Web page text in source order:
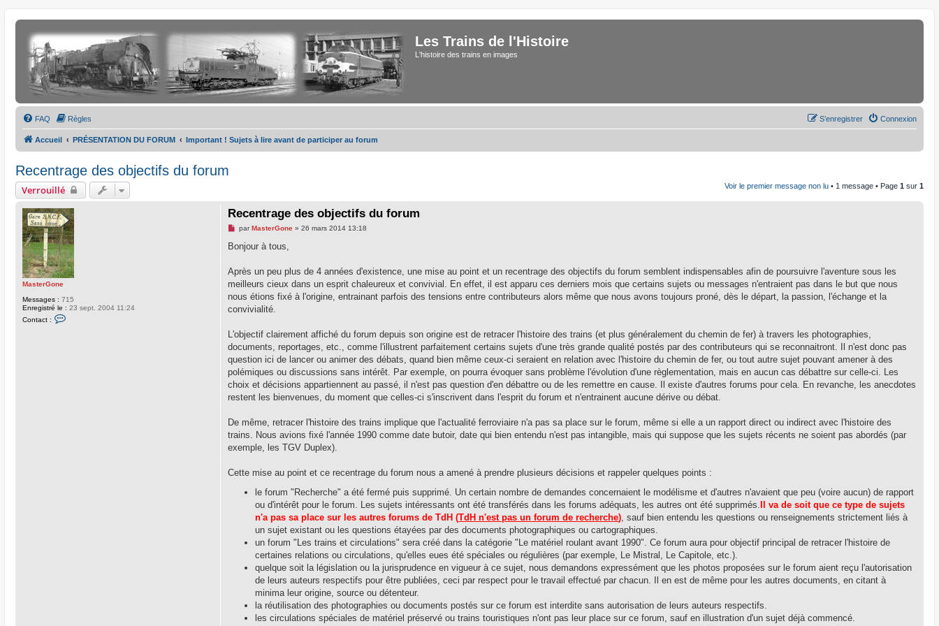
Les Trains de l'Histoire
L'histoire des trains en images
FAQ Règles Connexion
S’enregistrer
Accueil PRÉSENTATION DU FORUM Important ! Sujets à lire avant de participer au forum
Recentrage des objectifs du forum
Verrouillé Voir le premier message non lu • 1 message • Page 1 sur 1
MasterGone
Messages : 715
Enregistré le : 23 sept. 2004 11:24
Contact :
Recentrage des objectifs du forum
M
s
g
n
o
l
parMasterGone »26 mars 2014 13:18
Bonjour à tous,
Après un peu plus de 4 années d'existence, une mise au point et un recentrage des objectifs du forum semblent indispensables afin de poursuivre l'aventure sous les
meilleurs cieux dans un esprit chaleureux et convivial. En effet, il est apparu ces derniers mois que certains sujets ou messages n'entraient pas dans le but que nous
nous étions fixé à l'origine, entrainant parfois des tensions entre contributeurs alors même que nous avons toujours proné, dès le départ, la passion, l'échange et la
convivialité.
L'objectif clairement affiché du forum depuis son origine est de retracer l'histoire des trains (et plus généralement du chemin de fer) à travers les photographies,
documents, reportages, etc., comme l'illustrent parfaitement certains sujets d'une très grande qualité postés par des contributeurs qui se reconnaitront. Il n'est donc pas
question ici de lancer ou animer des débats, quand bien même ceux-ci seraient en relation avec l'histoire du chemin de fer, ou tout autre sujet pouvant amener à des
polémiques ou discussions sans intérêt. Par exemple, on pourra évoquer sans problème l'évolution d'une règlementation, mais en aucun cas débattre sur celle-ci. Les
choix et décisions appartiennent au passé, il n'est pas question d'en débattre ou de les remettre en cause. Il existe d'autres forums pour cela. En revanche, les anecdotes
restent les bienvenues, du moment que celles-ci s'inscrivent dans l'esprit du forum et n'entrainent aucune dérive ou débat.
De même, retracer l'histoire des trains implique que l'actualité ferroviaire n'a pas sa place sur le forum, même si elle a un rapport direct ou indirect avec l'histoire des
trains. Nous avions fixé l'année 1990 comme date butoir, date qui bien entendu n'est pas intangible, mais qui suppose que les sujets récents ne soient pas abordés (par
exemple, les TGV Duplex).
Cette mise au point et ce recentrage du forum nous a amené à prendre plusieurs décisions et rappeler quelques points :
le forum "Recherche" a été fermé puis supprimé. Un certain nombre de demandes concernaient le modélisme et d'autres n'avaient que peu (voire aucun) de rapport
ou d'intérêt pour le forum. Les sujets intéressants ont été transférés dans les forums adéquats, les autres ont été supprimés. Il va de soit que ce type de sujets
n'a pas sa place sur les autres forums de TdH (TdH n'est pas un forum de recherche), sauf bien entendu les questions ou renseignements strictement liés à
un sujet existant ou les questions étayées par des documents photographiques ou cartographiques.
un forum "Les trains et circulations" sera créé dans la catégorie "Le matériel roulant avant 1990". Ce forum aura pour objectif principal de retracer l'histoire de
certaines relations ou circulations, qu'elles eues été spéciales ou régulières (par exemple, Le Mistral, Le Capitole, etc.).
quelque soit la législation ou la jurisprudence en vigueur à ce sujet, nous demandons expressément que les photos proposées sur le forum aient reçu l'autorisation
de leurs auteurs respectifs pour être publiées, ceci par respect pour le travail effectué par chacun. Il en est de même pour les autres documents, en citant à
minima leur origine, source ou détenteur.
la réutilisation des photographies ou documents postés sur ce forum est interdite sans autorisation de leurs auteurs respectifs.
les circulations spéciales de matériel préservé ou trains touristiques n'ont pas leur place sur ce forum, sauf en illustration d'un sujet déjà commencé.